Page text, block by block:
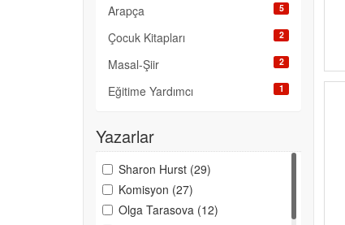
Arapça 5
Çocuk Kitapları 2
Masal-Şiir 2
Eğitime Yardımcı 1
Yazarlar
Sharon Hurst (29)
Komisyon (27)
Olga Tarasova (12)